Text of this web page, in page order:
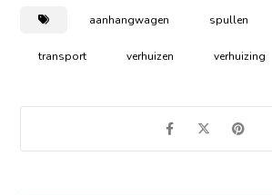
aanhangwagen spullen
transport verhuizen verhuizing